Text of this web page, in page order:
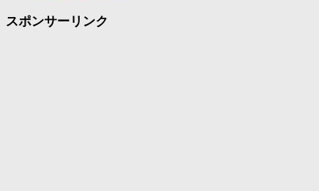
スポンサーリンク